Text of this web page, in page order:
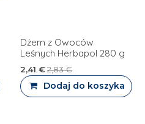
Dżem z Owoców
Leśnych Herbapol 280 g
2,41 €2,83€
Dodaj do koszyka